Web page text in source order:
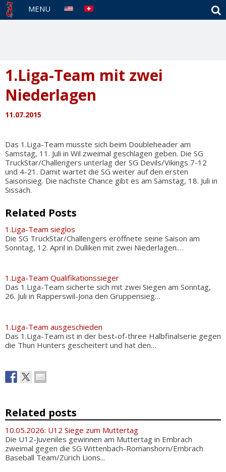
MENU
1.Liga-Team mit zwei
Niederlagen
11.07.2015
Das 1.Liga-Team musste sich beim Doubleheader am
Samstag, 11. Juli in Wil zweimal geschlagen geben. Die SG
TruckStar/Challengers unterlag der SG Devils/Vikings 7-12
und 4-21. Damit wartet die SG weiter auf den ersten
Saisonsieg. Die nächste Chance gibt es am Samstag, 18. Juli in
Sissach.
Related Posts
1.Liga-Team sieglos
Die SG TruckStar/Challengers eröffnete seine Saison am
Sonntag, 12. April in Dulliken mit zwei Niederlagen.…
1.Liga-Team Qualifikationssieger
Das 1.Liga-Team sicherte sich mit zwei Siegen am Sonntag,
26. Juli in Rapperswil-Jona den Gruppensieg…
1.Liga-Team ausgeschieden
Das 1.Liga-Team ist in der best-of-three Halbfinalserie gegen
die Thun Hunters gescheitert und hat den…
Related posts
10.05.2026: U12 Siege zum Muttertag
Die U12-Juveniles gewinnen am Muttertag in Embrach
zweimal gegen die SG Wittenbach-Romanshorn/Embrach
Baseball Team/Zürich Lions...